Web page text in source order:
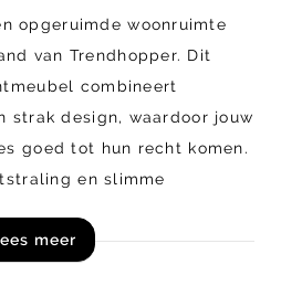
opgeruimde woonruimte
van Trendhopper. Dit
combineert
strak design, waardoor jouw
goed tot hun recht komen.
en slimme
jouw woonkamer. Welland
meer